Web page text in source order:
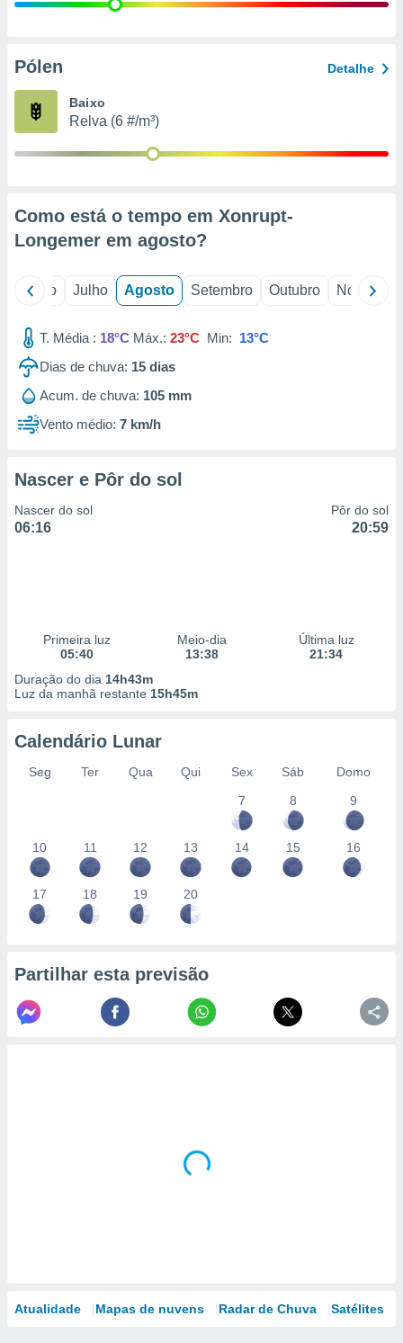
e
de
Pólen Detalhe
Baixo
Relva (6 #/m³)
Como está o tempo em Xonrupt-
Longemer em agosto?
Junho Julho Agosto Setembro Outubro Novembro
T. Média : 18°C Máx.: 23°C Min: 13°C
Dias de chuva: 15 dias
Acum. de chuva: 105 mm
Vento médio: 7 km/h
Nascer e Pôr do sol
Nascer do sol
06:16
Pôr do sol
20:59
Primeira luz
05:40
Meio-dia
13:38
Última luz
21:34
Duração do dia 14h43m
Luz da manhã restante 15h45m
Calendário Lunar
Seg Ter Qua Qui Sex Sáb
Domo
7
8 9
10 11 12 13 14 15 16
17 18 19 20
Partilhar esta previsão
Atualidade Mapas de nuvens Radar de Chuva Satélites